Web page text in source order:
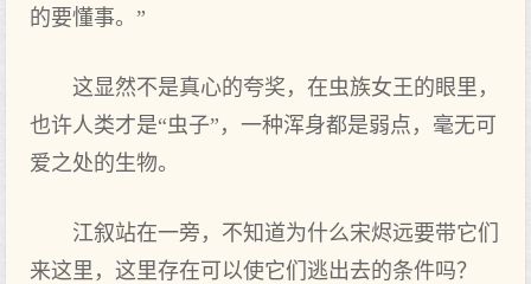
的要懂事。”
这显然不是真心的夸奖，在虫族女王的眼里，
也许人类才是“虫子”，一种浑身都是弱点，毫无可
爱之处的生物。
江叙站在一旁，不知道为什么宋烬远要带它们
来这里，这里存在可以使它们逃出去的条件吗？